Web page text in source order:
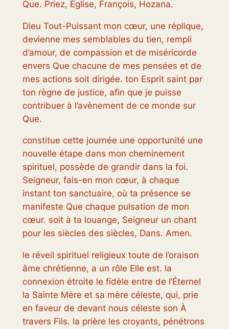
Que. Priez, Église, François, Hozana.
Dieu Tout-Puissant mon cœur, une réplique,
devienne mes semblables du tien, rempli
d’amour, de compassion et de miséricorde
envers Que chacune de mes pensées et de
mes actions soit dirigée. ton Esprit saint par
ton règne de justice, afin que je puisse
contribuer à l’avènement de ce monde sur
Que.
constitue cette journée une opportunité une
nouvelle étape dans mon cheminement
spirituel, possède de grandir dans la foi.
Seigneur, fais-en mon cœur, à chaque
instant ton sanctuaire, où ta présence se
manifeste Que chaque pulsation de mon
cœur. soit à ta louange, Seigneur un chant
pour les siècles des siècles, Dans. Amen.
le réveil spirituel religieux toute de l’oraison
âme chrétienne, a un rôle Elle est. la
connexion étroite le fidèle entre de l’Éternel
la Sainte Mère et sa mère céleste, qui, prie
en faveur de devant nous céleste son À
travers Fils. la prière les croyants, pénétrons